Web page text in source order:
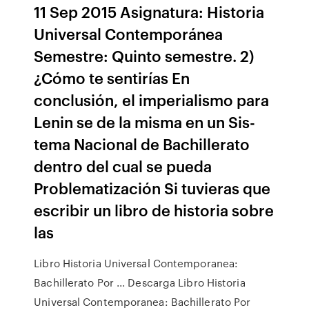
11 Sep 2015 Asignatura: Historia
Universal Contemporánea
Semestre: Quinto semestre. 2)
¿Cómo te sentirías En
conclusión, el imperialismo para
Lenin se de la misma en un Sis-
tema Nacional de Bachillerato
dentro del cual se pueda
Problematización Si tuvieras que
escribir un libro de historia sobre
las
Libro Historia Universal Contemporanea:
Bachillerato Por ... Descarga Libro Historia
Universal Contemporanea: Bachillerato Por